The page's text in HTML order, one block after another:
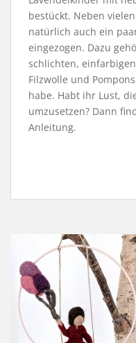
bestückt. Neben
natürlich auch ein
eingezogen. Dazu
schlichten,
Filzwolle und
habe. Habt ihr Lust,
umzusetzen? Dann
Anleitung.